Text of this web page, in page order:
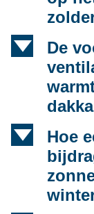
d
De
d
Hoe